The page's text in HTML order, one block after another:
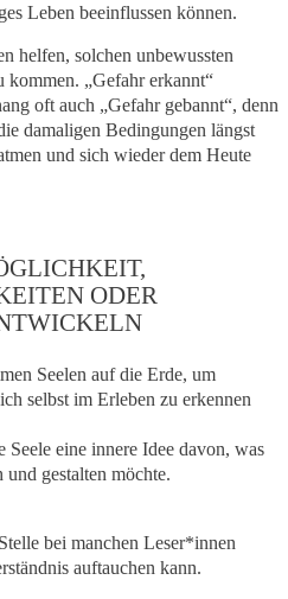
Leben beeinflussen können.
helfen, solchen unbewussten
kommen. „Gefahr erkannt“
oft auch „Gefahr gebannt“, denn
damaligen Bedingungen längst
und sich wieder dem Heute
ODER
Seelen auf die Erde, um
selbst im Erleben zu erkennen
eine innere Idee davon, was
gestalten möchte.
bei manchen Leser*innen
auftauchen kann.